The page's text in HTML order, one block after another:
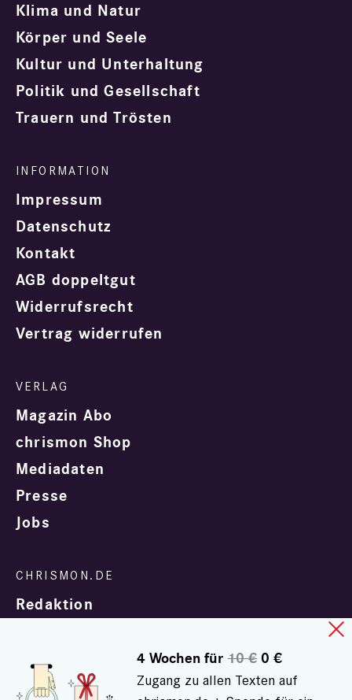
Klima und Natur
Körper und Seele
Kultur und Unterhaltung
Politik und Gesellschaft
Trauern und Trösten
Impressum
Datenschutz
Kontakt
AGB doppeltgut
Widerrufsrecht
Vertrag widerrufen
Magazin Abo
chrismon Shop
Mediadaten
Presse
Jobs
Redaktion
4 Wochen für10 €0 €
Zugang zu allen Texten auf